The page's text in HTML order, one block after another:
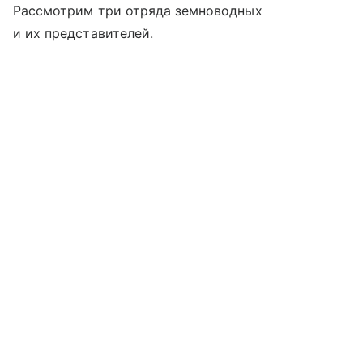
Рассмотрим три отряда земноводных
и их представителей.